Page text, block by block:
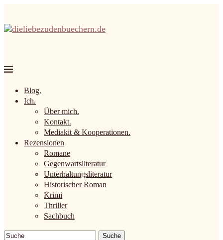
Blog.
Ich.
Über mich.
Kontakt.
Mediakit & Kooperationen.
Rezensionen
Romane
Gegenwartsliteratur
Unterhaltungsliteratur
Historischer Roman
Krimi
Thriller
Sachbuch
Suche